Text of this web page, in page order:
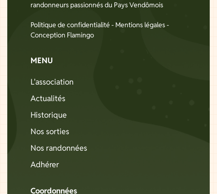
randonneurs passionnés du Pays Vendômois
Politique de confidentialité - Mentions légales-
Conception Flamingo
MENU
L'association
Actualités
Historique
Nos sorties
Nos randonnées
Adhérer
Coordonnées